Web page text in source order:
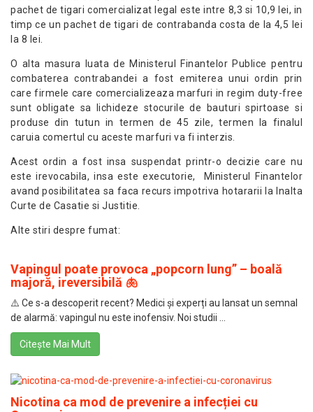
pachet de tigari comercializat legal este intre 8,3 si 10,9 lei, in
timp ce un pachet de tigari de contrabanda costa de la 4,5 lei
la 8 lei.
O alta masura luata de Ministerul Finantelor Publice pentru
combaterea contrabandei a fost emiterea unui ordin prin
care firmele care comercializeaza marfuri in regim duty-free
sunt obligate sa lichideze stocurile de bauturi spirtoase si
produse din tutun in termen de 45 zile, termen la finalul
caruia comertul cu aceste marfuri va fi interzis.
Acest ordin a fost insa suspendat printr-o decizie care nu
este irevocabila, insa este executorie, Ministerul Finantelor
avand posibilitatea sa faca recurs impotriva hotararii la Inalta
Curte de Casatie si Justitie.
Alte stiri despre fumat:
Vapingul poate provoca „popcorn lung” – boală
majoră, ireversibilă 🫁
⚠️ Ce s-a descoperit recent? Medici și experți au lansat un semnal
de alarmă: vapingul nu este inofensiv. Noi studii ...
Citește Mai Mult
Nicotina ca mod de prevenire a infecției cu